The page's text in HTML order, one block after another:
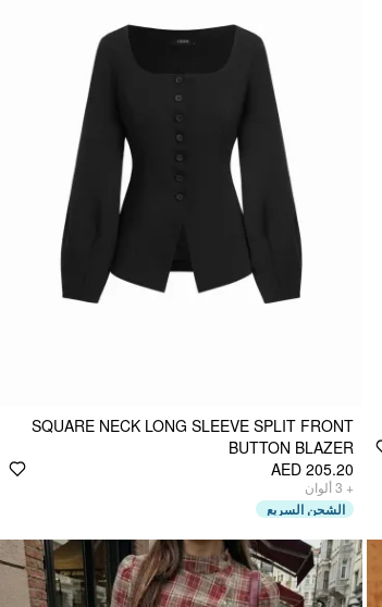
SQUARE NECK LONG SLEEVE SPLIT FRONT
BUTTON BLAZER
AED 205.20
+
3ألوان
الشحن السريع